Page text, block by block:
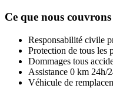
Ce que nous couvrons
Responsabilité civile
Protection de tous les
Dommages tous
Assistance 0 km 24h/
Véhicule de